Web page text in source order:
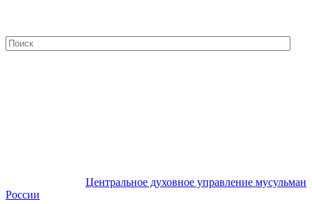
Центральное духовное управление мусульман
России